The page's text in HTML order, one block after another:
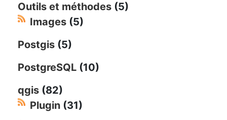
Outils et méthodes (5)
Images (5)
Postgis (5)
PostgreSQL (10)
qgis (82)
Plugin (31)